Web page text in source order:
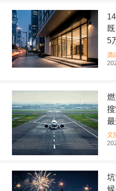
5
酒
文